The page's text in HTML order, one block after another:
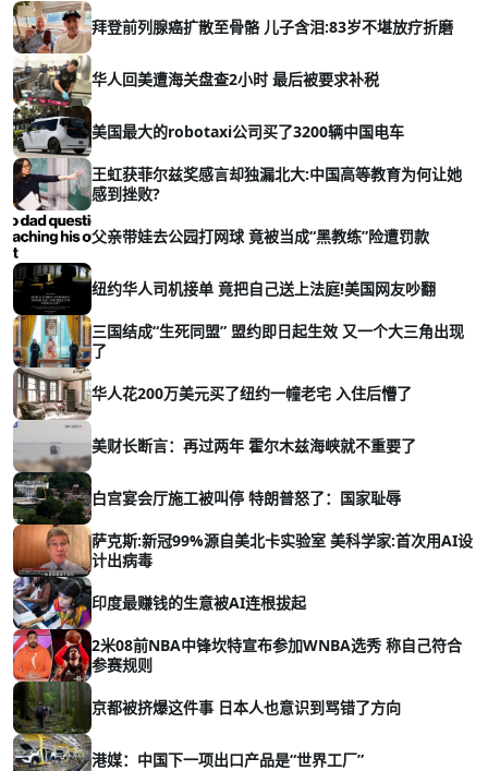
拜登前列腺癌扩散至骨骼 儿子含泪:83岁不堪放疗折磨
华人回美遭海关盘查2小时 最后被要求补税
美国最大的robotaxi公司买了3200辆中国电车
王虹获菲尔兹奖感言却独漏北大:中国高等教育为何让她
感到挫败?
父亲带娃去公园打网球 竟被当成“黑教练”险遭罚款
纽约华人司机接单 竟把自己送上法庭!美国网友吵翻
三国结成“生死同盟” 盟约即日起生效 又一个大三角出现
了
华人花200万美元买了纽约一幢老宅 入住后懵了
美财长断言：再过两年 霍尔木兹海峡就不重要了
白宫宴会厅施工被叫停 特朗普怒了：国家耻辱
萨克斯:新冠99%源自美北卡实验室 美科学家:首次用AI设
计出病毒
印度最赚钱的生意被AI连根拔起
2米08前NBA中锋坎特宣布参加WNBA选秀 称自己符合
参赛规则
京都被挤爆这件事 日本人也意识到骂错了方向
港媒：中国下一项出口产品是“世界工厂”